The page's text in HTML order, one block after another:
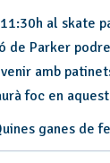
al skate
de Parker
amb
foc en
ganes de